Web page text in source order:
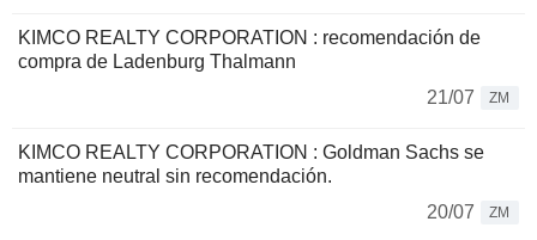
KIMCO REALTY CORPORATION : recomendación de
compra de Ladenburg Thalmann
21/07
ZM
KIMCO REALTY CORPORATION : Goldman Sachs se
mantiene neutral sin recomendación.
20/07
ZM